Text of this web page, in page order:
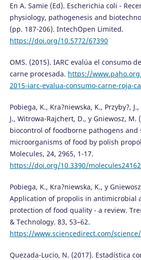
En A. Samie (Ed). Escherichia coli -
physiology, pathogenesis and
(pp. 187-206). IntechOpen Limited.
https://doi.org/10.5772/67390
OMS. (2015). IARC evalúa el consumo
carne procesada. https://
2015-iarc-evalua-consumo-carne-roja-
Pobiega, K., Kra?niewska, K., Przyby?,
J., Witrowa-Rajchert, D., y Gniewosz, M.
biocontrol of foodborne pathogens and
microorganisms of food by polish
Molecules, 24, 2965, 1-17.
https://doi.org/10.3390/
Pobiega, K., Kra?niewska, K., y
Application of propolis in antimicrobial
protection of food quality - a review.
& Technology. 83, 53–62.
https://www.sciencedirect.com/
Quezada-Lucio, N. (2017). Estadística